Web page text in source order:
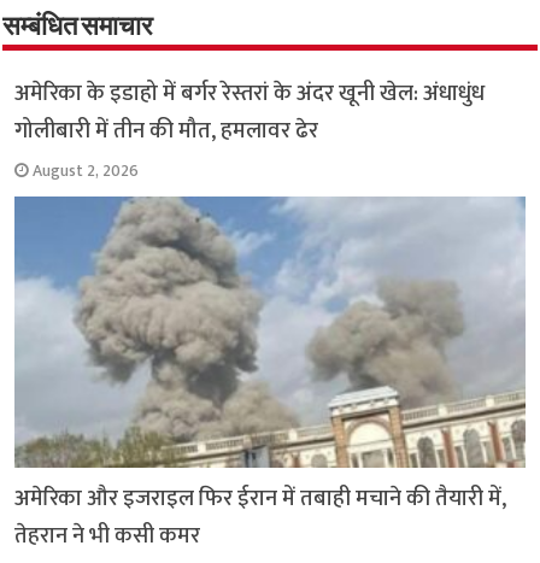
o
k
p
p
सम्बंधित समाचार
अमेरिका के इडाहो में बर्गर रेस्तरां के अंदर खूनी खेल: अंधाधुंध
गोलीबारी में तीन की मौत, हमलावर ढेर
August 2, 2026
अमेरिका और इजराइल फिर ईरान में तबाही मचाने की तैयारी में,
तेहरान ने भी कसी कमर